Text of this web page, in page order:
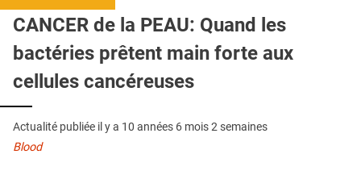
CRÉDITS
CANCER de la PEAU: Quand les
bactéries prêtent main forte aux
cellules cancéreuses
Actualité publiée il y a 10 années 6 mois 2 semaines
Blood